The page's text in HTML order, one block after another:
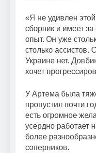
«Я не удивлен
сборник и имеет
опыт. Он уже
столько ассистов.
Украине нет.
хочет
У Артема была
пропустил почти
есть огромное
усердно работает
более
соперников.